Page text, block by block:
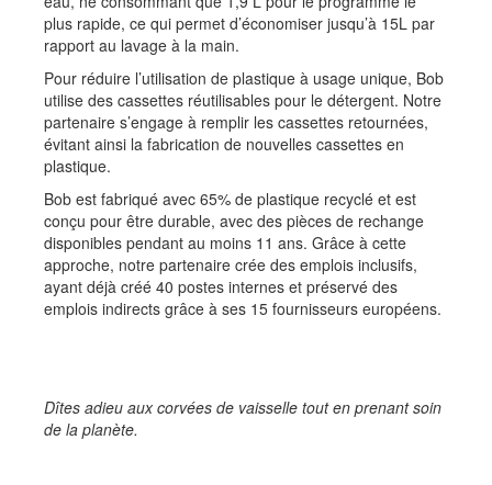
plus rapide, ce qui permet d’économiser jusqu’à 15L par
rapport au lavage à la main.
Pour réduire l’utilisation de plastique à usage unique, Bob
utilise des cassettes réutilisables pour le détergent. Notre
partenaire s’engage à remplir les cassettes retournées,
évitant ainsi la fabrication de nouvelles cassettes en
plastique.
Bob est fabriqué avec 65% de plastique recyclé et est
conçu pour être durable, avec des pièces de rechange
disponibles pendant au moins 11 ans. Grâce à cette
approche, notre partenaire crée des emplois inclusifs,
ayant déjà créé 40 postes internes et préservé des
emplois indirects grâce à ses 15 fournisseurs européens.
Dîtes adieu aux corvées de vaisselle tout en prenant soin
de la planète.